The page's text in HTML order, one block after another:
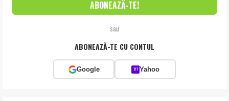
sau
ABONEAZĂ-TE CU CONTUL
Google Y! Yahoo